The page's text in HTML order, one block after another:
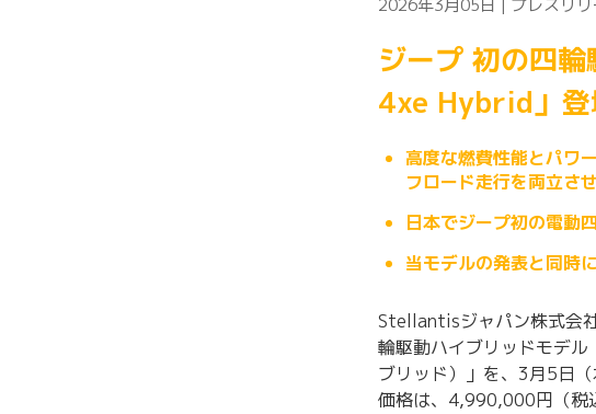
2026年3月05日 | プレスリリ
ジープ 初の四
4xe Hybrid」登
高度な燃費性能とパワ
フロード走行を両立さ
日本でジープ初の電動
当モデルの発表と同時
Stellantisジャパン株式会
輪駆動ハイブリッドモデ
ブリッド）」を、3月5日
価格は、4,990,000円（税